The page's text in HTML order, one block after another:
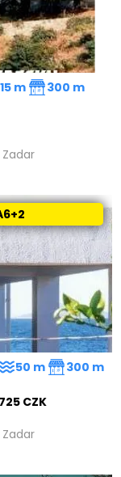
15 m 300 m
CZK
50 m 300 m